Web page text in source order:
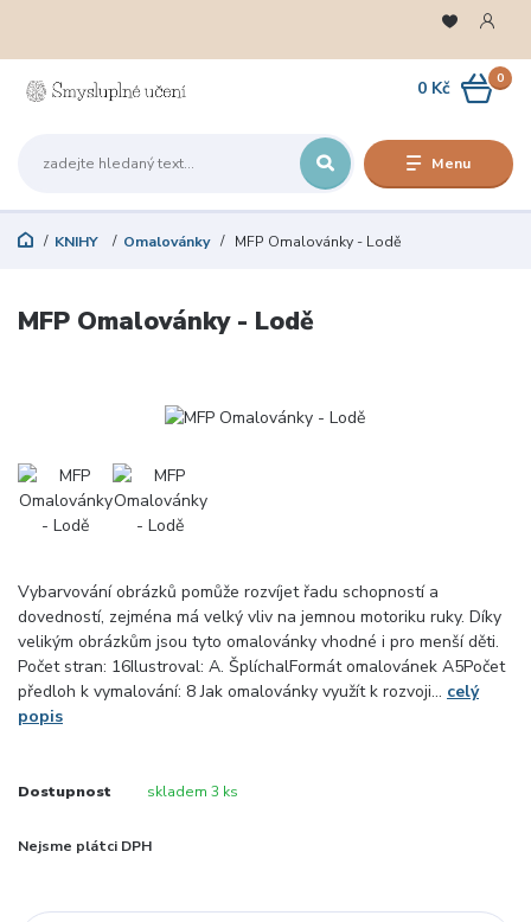
Menu
0
0 Kč
KNIHY Omalovánky MFP Omalovánky - Lodě
MFP Omalovánky - Lodě
Vybarvování obrázků pomůže rozvíjet řadu schopností a
dovedností, zejména má velký vliv na jemnou motoriku ruky. Díky
velikým obrázkům jsou tyto omalovánky vhodné i pro menší děti.
Počet stran: 16Ilustroval: A. ŠplíchalFormát omalovánek A5Počet
předloh k vymalování: 8 Jak omalovánky využít k rozvoji... celý
popis
Dostupnost skladem 3 ks
Nejsme plátci DPH